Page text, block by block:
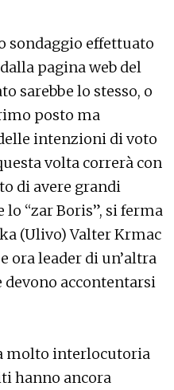
sondaggio effettuato
pagina web del
sarebbe lo stesso, o
posto ma
intenzioni di voto
volta correrà con
di avere grandi
“zar Boris”, si ferma
(Ulivo) Valter Krmac
ora leader di un’altra
accontentarsi
molto interlocutoria
hanno ancora